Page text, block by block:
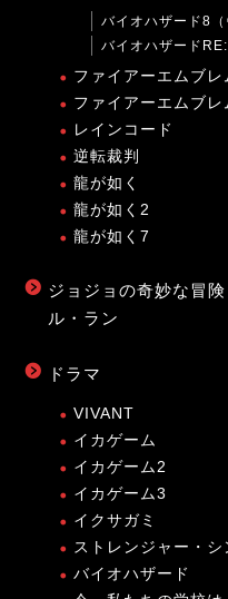
バイオハザード8（
バイオハザード
ファイアーエムブレ
ファイアーエムブレ
レインコード
逆転裁判
龍が如く
龍が如く2
龍が如く7
ジョジョの奇妙な冒
ル・ラン
ドラマ
VIVANT
イカゲーム
イカゲーム2
イカゲーム3
イクサガミ
ストレンジャー・シ
バイオハザード